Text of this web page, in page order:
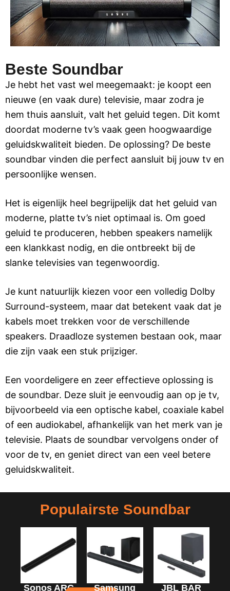
Beste Soundbar
Je hebt het vast wel meegemaakt: je koopt een
nieuwe (en vaak dure) televisie, maar zodra je
hem thuis aansluit, valt het geluid tegen. Dit komt
doordat moderne tv’s vaak geen hoogwaardige
geluidskwaliteit bieden. De oplossing? De beste
soundbar vinden die perfect aansluit bij jouw tv en
persoonlijke wensen.
Het is eigenlijk heel begrijpelijk dat het geluid van
moderne, platte tv’s niet optimaal is. Om goed
geluid te produceren, hebben speakers namelijk
een klankkast nodig, en die ontbreekt bij de
slanke televisies van tegenwoordig.
Je kunt natuurlijk kiezen voor een volledig Dolby
Surround-systeem, maar dat betekent vaak dat je
kabels moet trekken voor de verschillende
speakers. Draadloze systemen bestaan ook, maar
die zijn vaak een stuk prijziger.
Een voordeligere en zeer effectieve oplossing is
de soundbar. Deze sluit je eenvoudig aan op je tv,
bijvoorbeeld via een optische kabel, coaxiale kabel
of een audiokabel, afhankelijk van het merk van je
televisie. Plaats de soundbar vervolgens onder of
voor de tv, en geniet direct van een veel betere
geluidskwaliteit.
Populairste Soundbar
Sonos ARC
Samsung
JBL BAR